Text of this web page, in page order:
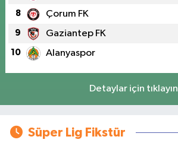
8 Çorum FK
9 Gaziantep FK
10 Alanyaspor
Detaylar için tıklayın
Süper Lig Fikstür